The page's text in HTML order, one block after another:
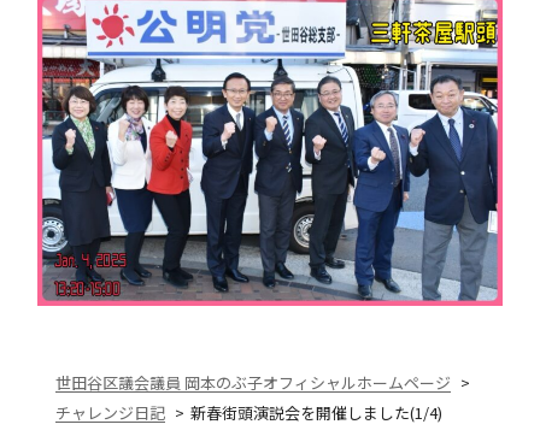
世田谷区議会議員 岡本のぶ子オフィシャルホームページ
チャレンジ日記
新春街頭演説会を開催しました(1/4)